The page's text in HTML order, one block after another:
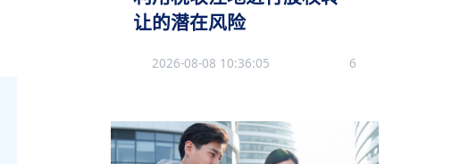
让的潜在风险
2026-08-08 10:36:05 6